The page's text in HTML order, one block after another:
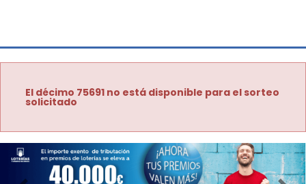
El décimo 75691 no está disponible para el sorteo
solicitado